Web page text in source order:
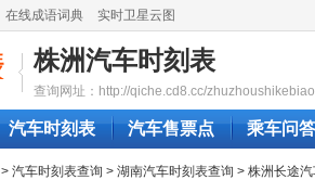
在线成语词典 实时卫星云图
株洲汽车时刻表
查询网址：http://qiche.cd8.cc/
汽车时刻表 汽车售票点 乘车问答
> 汽车时刻表查询 > 湖南汽车时刻表查询 > 株洲长途